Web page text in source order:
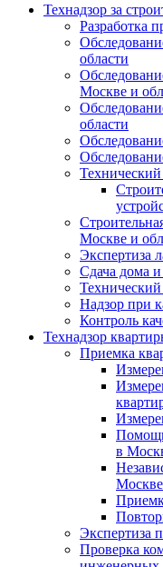
Технадзор за
Разработка
области
Москве и
области
Москве и
Экспертиза
Сдача дома
Надзор при
Контроль
Технадзор
Приемка
в
Москве
Экспертиза
Проверка